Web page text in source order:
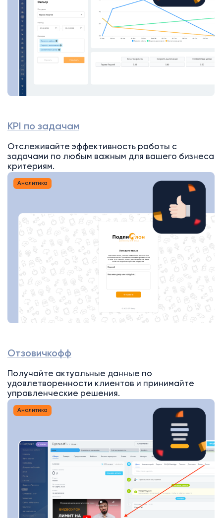
KPI по задачам
Отслеживайте эффективность работы с
задачами по любым важным для вашего бизнеса
критериям.
Аналитика
Отзовичкофф
Получайте актуальные данные по
удовлетворенности клиентов и принимайте
управленческие решения.
Аналитика